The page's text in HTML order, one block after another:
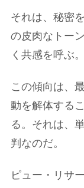
それは、秘密
の皮肉なトー
く共感を呼ぶ。
この傾向は、
動を解体する
る。それは、
判なのだ。
ピュー・リサ